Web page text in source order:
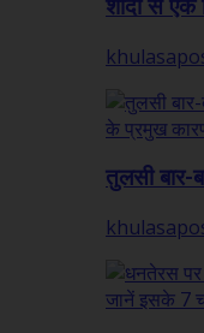
शादी से एक
तुलसी बार-